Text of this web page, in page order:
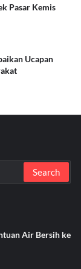
Pasar Kemis
Ucapan
Air Bersih ke